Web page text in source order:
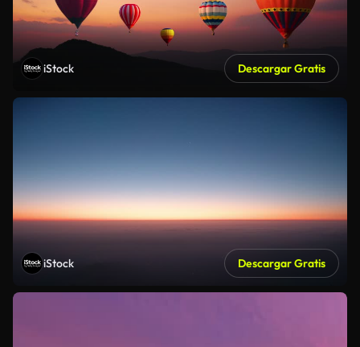
iStock Descargar Gratis
iStock Descargar Gratis